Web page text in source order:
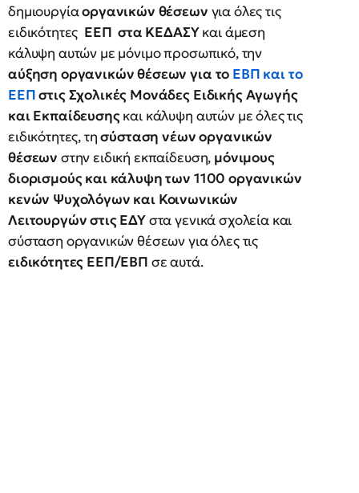
δημιουργίαοργανικών θέσεων για όλες τις
ειδικότητες ΕΕΠ στα ΚΕΔΑΣΥκαι άμεση
κάλυψη αυτών με μόνιμο προσωπικό, την
αύξηση οργανικών θέσεων για το ΕΒΠ και το
ΕΕΠστις Σχολικές Μονάδες Ειδικής Αγωγής
και Εκπαίδευσηςκαι κάλυψη αυτών με όλες τις
ειδικότητες, τησύσταση νέων οργανικών
θέσεων στην ειδική εκπαίδευση, μόνιμους
διορισμούς και κάλυψη των 1100 οργανικών
κενών Ψυχολόγων και Κοινωνικών
Λειτουργών στις ΕΔΥστα γενικά σχολεία και
σύσταση οργανικών θέσεων για όλες τις
ειδικότητες ΕΕΠ/ΕΒΠ σε αυτά.